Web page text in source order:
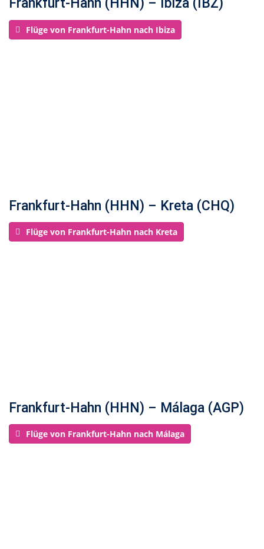
Frankfurt-Hahn (HHN) – Ibiza (IBZ)
Flüge von Frankfurt-Hahn nach Ibiza
Frankfurt-Hahn (HHN) – Kreta (CHQ)
Flüge von Frankfurt-Hahn nach Kreta
Frankfurt-Hahn (HHN) – Málaga (AGP)
Flüge von Frankfurt-Hahn nach Málaga